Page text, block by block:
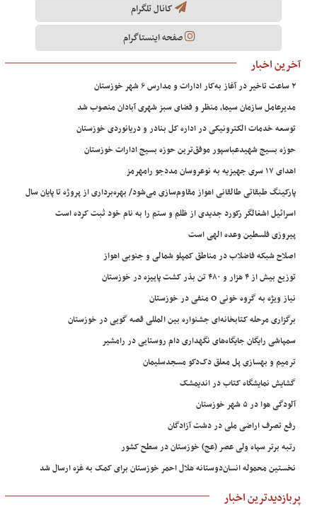
کانال تلگرام
صفحه اینستاگرام
آخرین اخبار
۲ ساعت تاخیر در آغاز به‌کار ادارات و مدارس ۶ شهر خوزستان
مدیرعامل سازمان سیما، منظر و فضای سبز شهری آبادان منصوب شد
توسعه خدمات الکترونیکی در اداره کل بنادر و دریانوردی خوزستان
حوزه بسیج شهیدعباسپور موفق‌ترین حوزه بسیج ادارات خوزستان
اهدای ۱۷ سری جهیزیه به نوعروسان مددجو رامهرمز
پارکینگ طبقاتی طالقانی اهواز مقاوم‌سازی می‌شود/ بهره‌برداری از پروژه تا پایان سال
اسرائیل اشغالگر رکورد جدیدی از ظلم و ستم را به نام خود ثبت کرده است
پیروزی فلسطین وعده الهی است
اصلاح شبکه فاضلاب در مناطق کمپلو شمالی و جنوبی اهواز
توزیع بیش از ۴ هزار و ۴۸۰ تن بذر کشت پاییزه در خوزستان
نیاز ویژه به گروه خونی O منفی در خوزستان
برگزاری مرحله کتابخانه‌ای جشنواره بین المللی قصه گویی در خوزستان
سمپاشی رایگان جایگاه‌های نگهداری دام روستایی در رامشیر
ترمیم و بهسازی پل معلق دک‌دکو مسجدسلیمان
گشایش نمایشگاه کتاب در اندیمشک
آلودگی هوا در ۵ شهر خوزستان
رفع تصرف اراضی ملی در دشت آزادگان
رتبه برتر سپاه ولی عصر (عج) خوزستان در سطح کشور
نخستین محموله انسان‌دوستانه هلال احمر خوزستان برای کمک به غزه ارسال شد
پربازدیدترین اخبار